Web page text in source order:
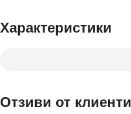
Характеристики
Отзиви от клиенти